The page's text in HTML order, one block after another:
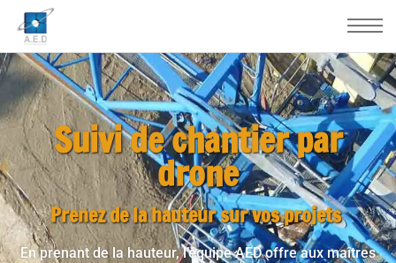
Suivi de chantier par
drone
Prenez de la hauteur sur vos projets
En prenant de la hauteur, l’équipe AED offre aux maîtres